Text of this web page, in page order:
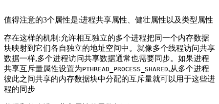
值得注意的3个属性是:进程共享属性、健壮属性以及类型属性
存在这样的机制:允许相互独立的多个进程把同一个内存数据
块映射到它们各自独立的地址空间中。就像多个线程访问共享
数据一样,多个进程访问共享数据通常也需要同步。如果进程
共享互斥量属性设置为PTHREAD_PROCESS_SHARED,从多个进程
彼此之间共享的内存数据块中分配的互斥量就可以用于这些进
程的同步